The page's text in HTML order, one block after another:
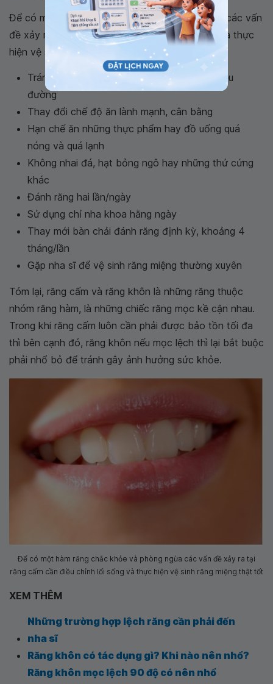
Để có một hàm răng chắc khỏe và phòng ngừa các vấn
đề xảy ra tại răng cấm cần điều chỉnh lối sống và thực
hiện vệ sinh răng miệng thật tốt:
Tránh ăn uống những loại thực phẩm có nhiều
đường
Thay đổi chế độ ăn lành mạnh, cân bằng
Hạn chế ăn những thực phẩm hay đồ uống quá
nóng và quá lạnh
Không nhai đá, hạt bỏng ngô hay những thứ cứng
khác
Đánh răng hai lần/ngày
Sử dụng chỉ nha khoa hằng ngày
Thay mới bàn chải đánh răng định kỳ, khoảng 4
tháng/lần
Gặp nha sĩ để vệ sinh răng miệng thường xuyên
Tóm lại, răng cấm và răng khôn là những răng thuộc
nhóm răng hàm, là những chiếc răng mọc kề cận nhau.
Trong khi răng cấm luôn cần phải được bảo tồn tối đa
thì bên cạnh đó, răng khôn nếu mọc lệch thì lại bắt buộc
phải nhổ bỏ để tránh gây ảnh hưởng sức khỏe.
Để có một hàm răng chắc khỏe và phòng ngừa các vấn đề xảy ra tại
răng cấm cần điều chỉnh lối sống và thực hiện vệ sinh răng miệng thật tốt
XEM THÊM
Những trường hợp lệch răng cần phải đến
nha sĩ
Răng khôn có tác dụng gì? Khi nào nên nhổ?
Răng khôn mọc lệch 90 độ có nên nhổ